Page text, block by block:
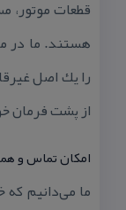
قطعات موتور،
هستند. ما در
را یك اصل
از پشت فرمان
امكان تماس و
ما می‌دانیم كه